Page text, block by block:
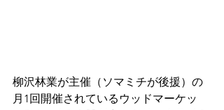
柳沢林業が主催（ソマミチが後援）の
月1回開催されているウッドマーケッ